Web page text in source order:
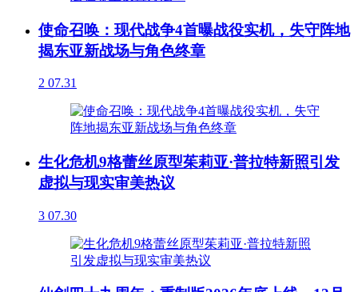
使命召唤：现代战争4首曝战役实机，失守阵地
揭东亚新战场与角色终章
2 07.31
生化危机9格蕾丝原型茱莉亚·普拉特新照引发
虚拟与现实审美热议
3 07.30